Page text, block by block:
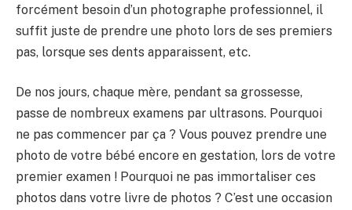
forcément besoin d’un photographe professionnel, il
suffit juste de prendre une photo lors de ses premiers
pas, lorsque ses dents apparaissent, etc.
De nos jours, chaque mère, pendant sa grossesse,
passe de nombreux examens par ultrasons. Pourquoi
ne pas commencer par ça ? Vous pouvez prendre une
photo de votre bébé encore en gestation, lors de votre
premier examen ! Pourquoi ne pas immortaliser ces
photos dans votre livre de photos ? C’est une occasion